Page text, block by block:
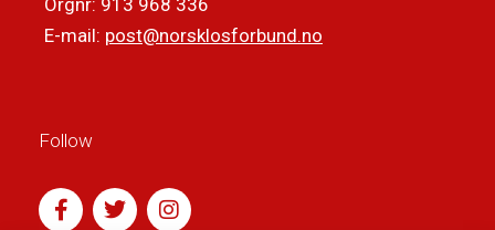
Orgnr: 913 968 336
E-mail: post@norsklosforbund.no
Follow
F
a
T
w
I
n